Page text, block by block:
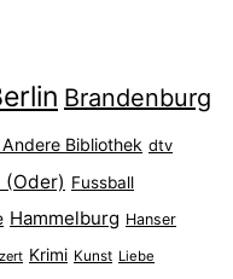
Brandenburg
Andere Bibliothek dtv
(Oder) Fussball
Hammelburg Hanser
Krimi Kunst Liebe